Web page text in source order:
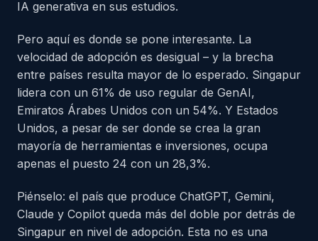
IA generativa en sus estudios.
Pero aquí es donde se pone interesante. La
velocidad de adopción es desigual – y la brecha
entre países resulta mayor de lo esperado. Singapur
lidera con un 61% de uso regular de GenAI,
Emiratos Árabes Unidos con un 54%. Y Estados
Unidos, a pesar de ser donde se crea la gran
mayoría de herramientas e inversiones, ocupa
apenas el puesto 24 con un 28,3%.
Piénselo: el país que produce ChatGPT, Gemini,
Claude y Copilot queda más del doble por detrás de
Singapur en nivel de adopción. Esta no es una